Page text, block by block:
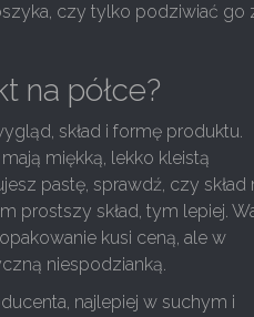
czy tylko podziwiać go
na półce?
skład i formę produktu.
miękką, lekko kleistą
pastę, sprawdź, czy skład
prostszy skład, tym lepiej.
kusi ceną, ale w
niespodzianką.
najlepiej w suchym i